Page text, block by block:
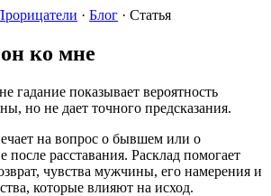
· Блог · Статья
ко мне
гадание показывает вероятность
но не дает точного предсказания.
на вопрос о бывшем или о
расставания. Расклад помогает
чувства мужчины, его намерения и
которые влияют на исход.